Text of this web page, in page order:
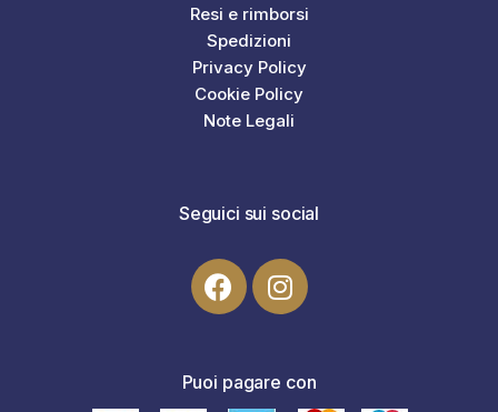
Resi e rimborsi
Spedizioni
Privacy Policy
Cookie Policy
Note Legali
Seguici sui social
Puoi pagare con